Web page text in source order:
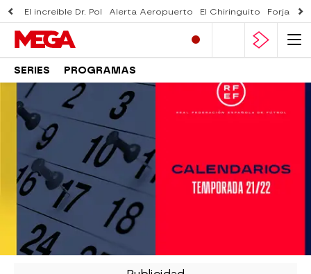
El increíble Dr. Pol Alerta Aeropuerto El Chiringuito Forjado
SERIES PROGRAMAS